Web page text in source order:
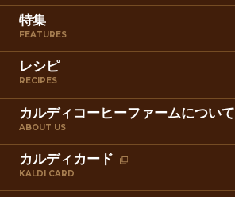
特集
FEATURES
レシピ
RECIPES
カルディコーヒーファームについて
ABOUT US
カルディカード
KALDI CARD